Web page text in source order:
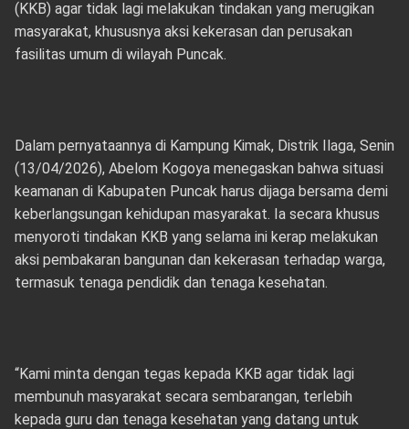
(KKB) agar tidak lagi melakukan tindakan yang merugikan
masyarakat, khususnya aksi kekerasan dan perusakan
fasilitas umum di wilayah Puncak.
Dalam pernyataannya di Kampung Kimak, Distrik Ilaga, Senin
(13/04/2026), Abelom Kogoya menegaskan bahwa situasi
keamanan di Kabupaten Puncak harus dijaga bersama demi
keberlangsungan kehidupan masyarakat. Ia secara khusus
menyoroti tindakan KKB yang selama ini kerap melakukan
aksi pembakaran bangunan dan kekerasan terhadap warga,
termasuk tenaga pendidik dan tenaga kesehatan.
“Kami minta dengan tegas kepada KKB agar tidak lagi
membunuh masyarakat secara sembarangan, terlebih
kepada guru dan tenaga kesehatan yang datang untuk